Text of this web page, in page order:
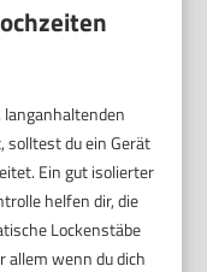
solltest du ein Gerät
Ein gut isolierter
helfen dir, die
Lockenstäbe
allem wenn du dich